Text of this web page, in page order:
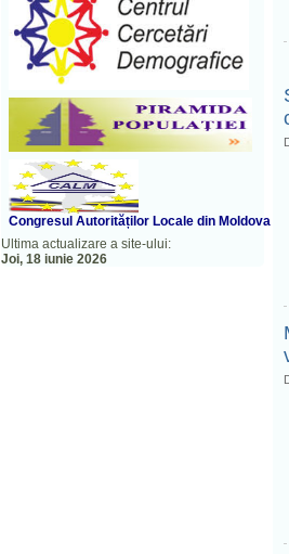
Congresul Autorităților Locale din Moldova
Ultima actualizare a site-ului:
Joi, 18 iunie 2026